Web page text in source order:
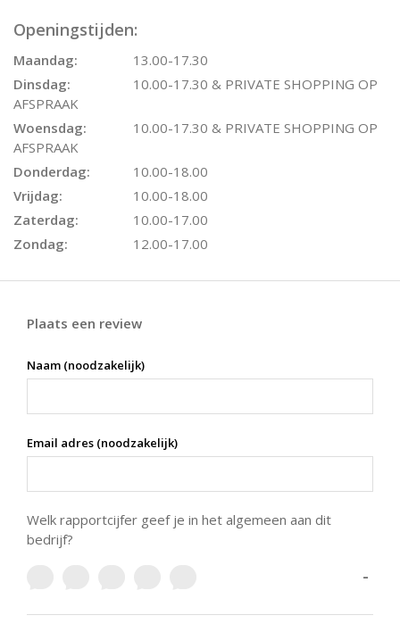
Openingstijden:
Maandag:
13.00-17.30
Dinsdag:
10.00-17.30 & PRIVATE SHOPPING OP
AFSPRAAK
Woensdag:
10.00-17.30 & PRIVATE SHOPPING OP
AFSPRAAK
Donderdag:
10.00-18.00
Vrijdag:
10.00-18.00
Zaterdag:
10.00-17.00
Zondag:
12.00-17.00
Plaats een review
Naam (noodzakelijk)
Email adres (noodzakelijk)
Welk rapportcijfer geef je in het algemeen aan dit
bedrijf?
-